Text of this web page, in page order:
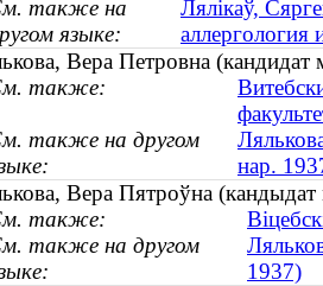
также на
языке:
Лялікаў,
Вера Петровна
также:
также на другом
нар.
Вера Пятроўна
также:
также на другом
1937)